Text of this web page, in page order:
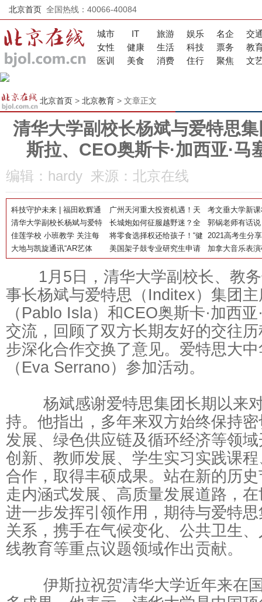
北京首页 全国热线：40066-40084
城市 IT 旅游 娱乐 名企
交
女性
健康 生活 科技 票务
教
医训
美食 消费 住行 聚焦 文
北京首页> 北京教育> 文章正文
清华大学副校长杨斌与爱特思
斯拉、CEO奥斯卡·加西亚·马
编辑：hardy 来源：北京在线
科技守护未来 | 福田欧辉通
学公交车行业首发 构建城市
公交体系全新变革
广州天河重大投资机遇！天
然良港，助力您企业巨轮乘
风远航
考文垂大学新
学生留英梦
清华大学副校长杨斌与爱特
思集团主席帕布罗•伊斯
拉、CEO奥斯卡·加西亚·马
塞拉斯在线交流
长城炮如何征服越野迷？全
路况全场景玩转百变生活
郭锅老师有话
何培养孩子的
佳莲学校 小班教学 关注每
一个孩子的身心成长
将零食选择权还给孩子！“健
康中国行”公益食育课受欢
迎！
2021高考生分
艰难的高三，
高四
大地与凯旋通讯“AR艺体
馆”战略合作签约仪式成功举
美国架子鼓专业研究生申请
条件
加拿大音乐表
件
1月5日，清华大学副校长、教务
事长杨斌与爱特思（Inditex）集团主
（Pablo Isla）和CEO奥斯卡·加西
交流，回顾了双方长期友好的交往
步深化合作交换了意见。爱特思大
（Eva Serrano）参加活动。
杨斌感谢爱特思集团长期以来对
持。他指出，多年来双方始终保持
发展、绿色供应链及循环经济等领
创新、教师发展、学生实习实践课
合作，取得丰硕成果。站在新的历
走内涵式发展、高质量发展道路，
进一步发挥引领作用，期待与爱特
关系，携手在气候变化、公共卫生
线教育等重点议题领域作出贡献。
伊斯拉祝贺清华大学近年来在国